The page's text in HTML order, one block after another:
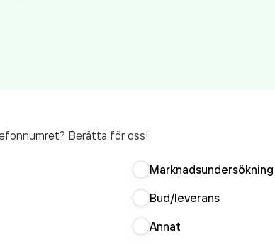
Berätta för oss!
Marknadsundersökning
Bud/leverans
Annat